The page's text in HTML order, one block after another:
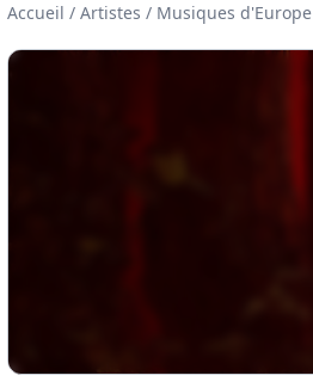
Accueil / Artistes / Musiques d'Europe